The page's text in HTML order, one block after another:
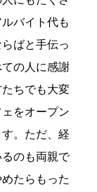
バイト代も
ばと手伝っ
の人に感謝
ちでも大変
をオープン
。ただ、経
のも両親で
たらもった